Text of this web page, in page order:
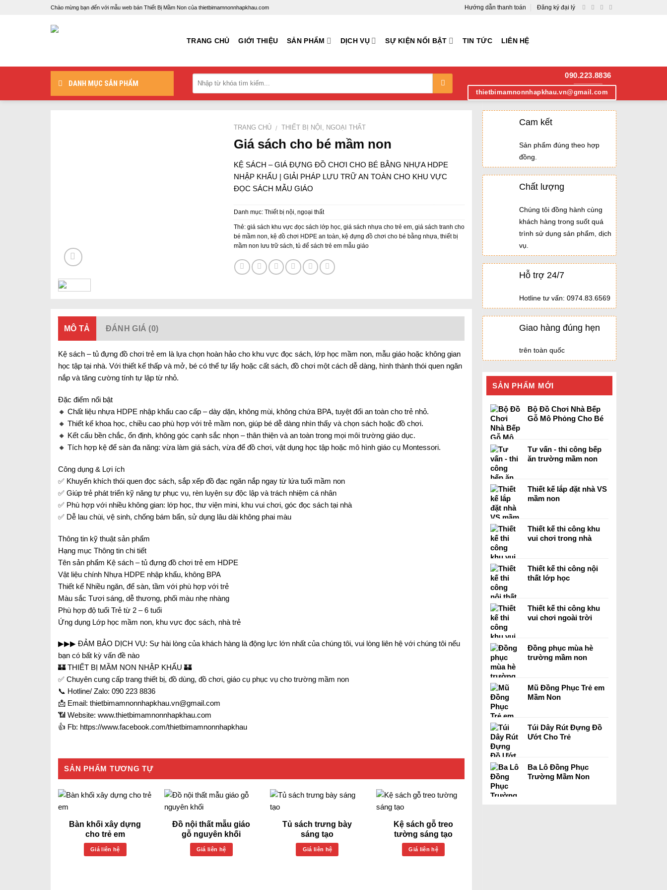
Chào mừng bạn đến với mẫu web bán Thiết Bị Mầm Non của thietbimamnonnhapkhau.com Hướng dẫn thanh toán Đăng ký đại lý
TRANG CHỦ GIỚI THIỆU SẢN PHẨM DỊCH VỤ SỰ KIỆN NỔI BẬT TIN TỨC LIÊN HỆ
DANH MỤC SẢN PHẨM
090.223.8836
thietbimamnonnhapkhau.vn@gmail.com
Cam kết
Sản phẩm đúng theo hợp
đồng.
Chất lượng
Chúng tôi đồng hành cùng
khách hàng trong suốt quá
trình sử dụng sản phẩm, dịch
vụ.
Hỗ trợ 24/7
Hotline tư vấn: 0974.83.6569
Giao hàng đúng hẹn
trên toàn quốc
SẢN PHẨM MỚI
Bộ Đồ Chơi Nhà Bếp
Gỗ Mô Phỏng Cho Bé
Tư vấn - thi công bếp
ăn trường mầm non
Thiết kế lắp đặt nhà VS
mầm non
Thiết kế thi công khu
vui chơi trong nhà
Thiết kế thi công nội
thất lớp học
Thiết kế thi công khu
vui chơi ngoài trời
Đồng phục mùa hè
trường mầm non
Mũ Đồng Phục Trẻ em
Mầm Non
Túi Dây Rút Đựng Đồ
Ướt Cho Trẻ
Ba Lô Đồng Phục
Trường Mầm Non
TRANG CHỦ / THIẾT BỊ NỘI, NGOẠI THẤT
Giá sách cho bé mầm non
KỆ SÁCH – GIÁ ĐỰNG ĐỒ CHƠI CHO BÉ BẰNG NHỰA HDPE
NHẬP KHẨU | GIẢI PHÁP LƯU TRỮ AN TOÀN CHO KHU VỰC
ĐỌC SÁCH MẪU GIÁO
Danh mục: Thiết bị nội, ngoại thất
Thẻ: giá sách khu vực đọc sách lớp học, giá sách nhựa cho trẻ em, giá sách tranh cho
bé mầm non kệ đồ chơi HDPE an toàn kệ đựng đồ chơi cho bé bằng nhựa thiết bị
mầm non lưu trữ sách tủ để sách trẻ em mẫu giáo
MÔ TẢ ĐÁNH GIÁ (0)
Kệ sách – tủ đựng đồ chơi trẻ em là lựa chọn hoàn hảo cho khu vực đọc sách, lớp học mầm non, mẫu giáo hoặc không gian
học tập tại nhà. Với thiết kế thấp và mở, bé có thể tự lấy hoặc cất sách, đồ chơi một cách dễ dàng, hình thành thói quen ngăn
nắp và tăng cường tính tự lập từ nhỏ.
Đặc điểm nổi bật
🔸 Chất liệu nhựa HDPE nhập khẩu cao cấp – dày dặn, không mùi, không chứa BPA, tuyệt đối an toàn cho trẻ nhỏ.
🔸 Thiết kế khoa học, chiều cao phù hợp với trẻ mầm non, giúp bé dễ dàng nhìn thấy và chọn sách hoặc đồ chơi.
🔸 Kết cấu bền chắc, ổn định, không góc cạnh sắc nhọn – thân thiện và an toàn trong mọi môi trường giáo dục.
🔸 Tích hợp kệ để sàn đa năng: vừa làm giá sách, vừa để đồ chơi, vật dụng học tập hoặc mô hình giáo cụ Montessori.
Công dụng & Lợi ích
✅ Khuyến khích thói quen đọc sách, sắp xếp đồ đạc ngăn nắp ngay từ lứa tuổi mầm non
✅ Giúp trẻ phát triển kỹ năng tự phục vụ, rèn luyện sự độc lập và trách nhiệm cá nhân
✅ Phù hợp với nhiều không gian: lớp học, thư viện mini, khu vui chơi, góc đọc sách tại nhà
✅ Dễ lau chùi, vệ sinh, chống bám bẩn, sử dụng lâu dài không phai màu
Thông tin kỹ thuật sản phẩm
Hạng mục Thông tin chi tiết
Tên sản phẩm Kệ sách – tủ đựng đồ chơi trẻ em HDPE
Vật liệu chính Nhựa HDPE nhập khẩu, không BPA
Thiết kế Nhiều ngăn, để sàn, tầm với phù hợp với trẻ
Màu sắc Tươi sáng, dễ thương, phối màu nhẹ nhàng
Phù hợp độ tuổi Trẻ từ 2 – 6 tuổi
Ứng dụng Lớp học mầm non, khu vực đọc sách, nhà trẻ
▶▶▶ ĐẢM BẢO DỊCH VỤ: Sự hài lòng của khách hàng là động lực lớn nhất của chúng tôi, vui lòng liên hệ với chúng tôi nếu
bạn có bất kỳ vấn đề nào
🏰 THIẾT BỊ MẦM NON NHẬP KHẨU 🏰
✅ Chuyên cung cấp trang thiết bị, đồ dùng, đồ chơi, giáo cụ phục vụ cho trường mầm non
📞 Hotline/ Zalo: 090 223 8836
📩 Email: thietbimamnonnhapkhau.vn@gmail.com
📶 Website: www.thietbimamnonnhapkhau.com
👍 Fb: https://www.facebook.com/thietbimamnonnhapkhau
SẢN PHẨM TƯƠNG TỰ
Bàn khối xây dựng
cho trẻ em
Giá liên hệ
Đồ nội thất mẫu giáo
gỗ nguyên khối
Giá liên hệ
Tủ sách trưng bày
sáng tạo
Giá liên hệ
Kệ sách gỗ treo
tường sáng tạo
Giá liên hệ